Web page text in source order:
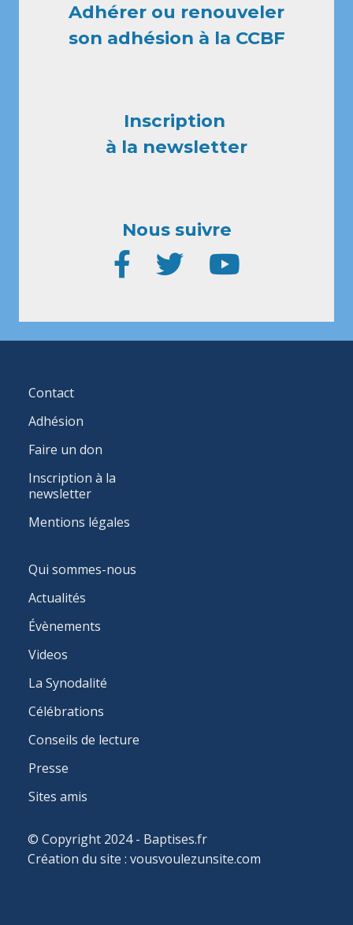
Adhérer ou renouveler
son adhésion à la CCBF
Inscription
à la newsletter
Nous suivre
FOOTER
MENU
Contact
Adhésion
Faire un don
Inscription à la
newsletter
Mentions légales
MAIN
NAVIGATION
Qui sommes-nous
Actualités
Évènements
Videos
La Synodalité
Célébrations
Conseils de lecture
Presse
Sites amis
© Copyright 2024 - Baptises.fr
Création du site :vousvoulezunsite.com